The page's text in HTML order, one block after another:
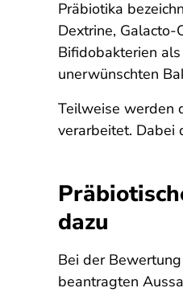
Präbiotika
Dextrine, Galacto-
Bifidobakterien
unerwünschten
Teilweise werden
verarbeitet. Dabei
dazu
Bei der
beantragten